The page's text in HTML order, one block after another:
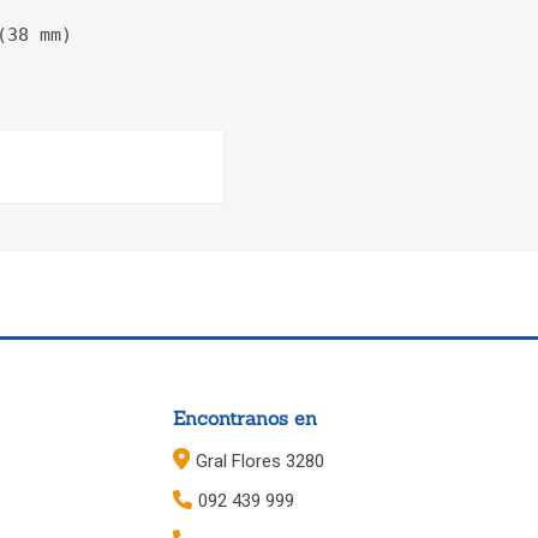
mm)
Encontranos en
Gral Flores 3280
092 439 999